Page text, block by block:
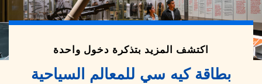
اكتشف المزيد بتذكرة دخول واحدة
بطاقة كيه سي للمعالم السياحية